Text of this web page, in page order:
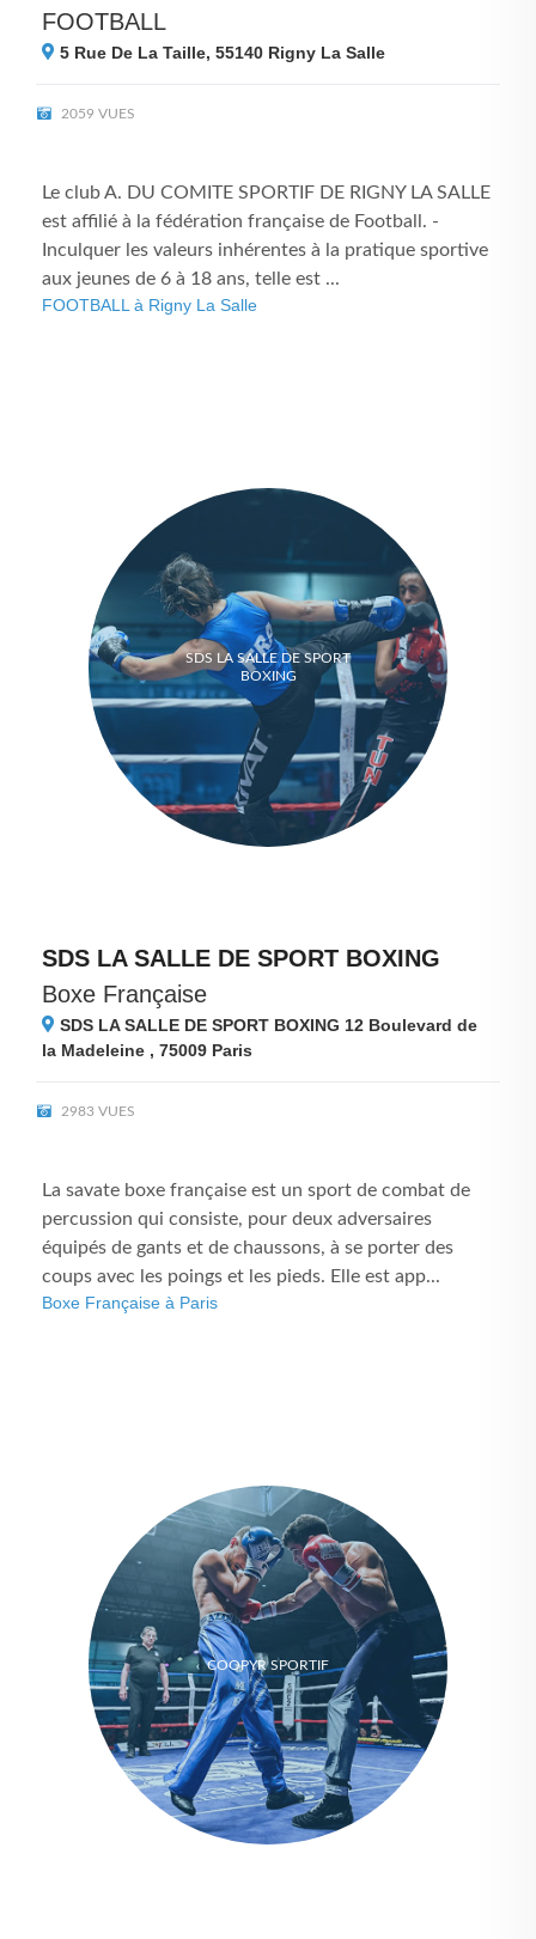
FOOTBALL
5 Rue De La Taille, 55140 Rigny La Salle
2059 VUES
Le club A. DU COMITE SPORTIF DE RIGNY LA SALLE
est affilié à la fédération française de Football. -
Inculquer les valeurs inhérentes à la pratique sportive
aux jeunes de 6 à 18 ans, telle est ...
FOOTBALL à Rigny La Salle
SDS LA SALLE DE SPORT
BOXING
SDS LA SALLE DE SPORT BOXING
Boxe Française
SDS LA SALLE DE SPORT BOXING 12 Boulevard de
la Madeleine , 75009 Paris
2983 VUES
La savate boxe française est un sport de combat de
percussion qui consiste, pour deux adversaires
équipés de gants et de chaussons, à se porter des
coups avec les poings et les pieds. Elle est app...
Boxe Française à Paris
COOPYR SPORTIF